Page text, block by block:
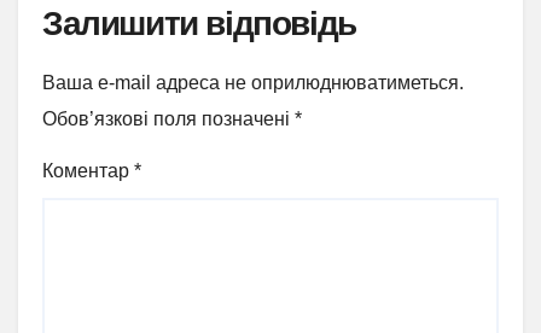
Залишити відповідь
Ваша e-mail адреса не оприлюднюватиметься.
Обов’язкові поля позначені *
Коментар *